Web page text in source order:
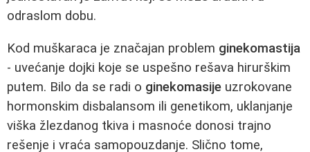
odraslom dobu.
Kod muškaraca je značajan problem ginekomastija
- uvećanje dojki koje se uspešno rešava hirurškim
putem. Bilo da se radi o ginekomasije uzrokovane
hormonskim disbalansom ili genetikom, uklanjanje
viška žlezdanog tkiva i masnoće donosi trajno
rešenje i vraća samopouzdanje. Slično tome,